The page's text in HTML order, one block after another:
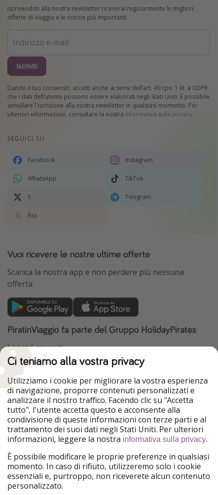
Iscrivendoti alla nostra newsletter riceverai regolarmente le migliori
offerte di viaggio e le notizie più importanti.
Iscriviti
Dando il tuo consenso, accetti anche ai sensi dell’art. 49 cpv. 1 lit. a GDPR
che i dati dell’utente possono essere elaborati negli Stati Uniti. È possibile
annullare l'iscrizione alla nostra newsletter in qualsiasi momento. Per
ulteriori informazioni, consultare la nostra informativa sulla privacy.
SEGUICI SU
Facebook Instagram
WhatsApp TikTok
X Telegram
Rss
Vuoi ricevere le nostre ultime offerte
Scarica la nostra app e non perdere più nessuna
offerta
PiratinViaggio fa parte del Gruppo HolidayPirates
I nostri mercati
HolidayPirates
VakantiePiraten
WakacyjniPiraci
Ferienpiraten
Urlaubspiraten
Urlaubspiraten
ViajerosPiratas
TravelPirates
Il nostro gruppo
HolidayPirates Group
Conoscici meglio
Chi siamo
Lavora con noi
Informazioni legali
Termini d' Uso
Ci teniamo alla vostra privacy
Utilizziamo i cookie per migliorare la vostra esperienza
di navigazione, proporre contenuti personalizzati e
analizzare il nostro traffico. Facendo clic su "Accetta
tutto", l'utente accetta questo e acconsente alla
condivisione di queste informazioni con terze parti e al
trattamento dei suoi dati negli Stati Uniti. Per ulteriori
informazioni, leggere la nostra informativa sulla privacy.
È possibile modificare le proprie preferenze in qualsiasi
momento. In caso di rifiuto, utilizzeremo solo i cookie
essenziali e, purtroppo, non riceverete alcun contenuto
personalizzato.